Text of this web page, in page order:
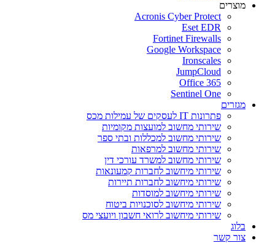
מוצרים
Acronis Cyber Protect
Eset EDR
Fortinet Firewalls
Google Workspace
Ironscales
JumpCloud
Office 365
Sentinel One
מגזרים
פתרונות IT לעסקים של עמילות מכס
שירותי מחשוב למועצות מקומיות
שירותי מחשוב למכללות ובתי ספר
שירותי מחשוב למרפאות
שירותי מחשוב למשרד עורכי דין
שירותי מיחשוב לחברות קמעונאות
שירותי מיחשוב לחברות תיירות
שירותי מיחשוב למוסדות
שירותי מיחשוב לסוכנויות ביטוח
שירותי מיחשוב לרואי חשבון ויועצי מס
בלוג
צור קשר